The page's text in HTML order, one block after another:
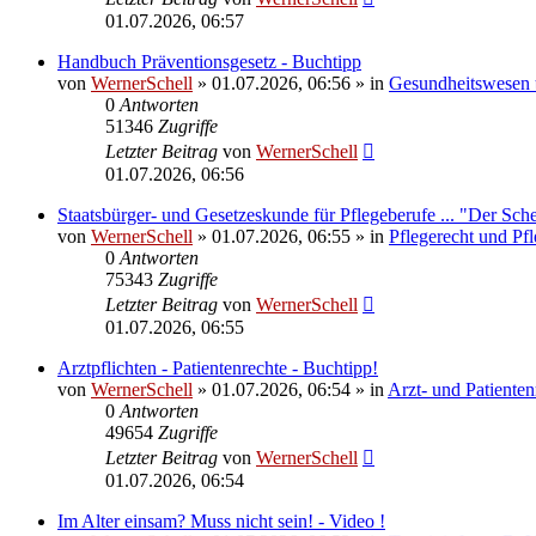
01.07.2026, 06:57
Handbuch Präventionsgesetz - Buchtipp
von WernerSchell » 01.07.2026, 06:56 » in
0 Antworten
51346 Zugriffe
Letzter Beitrag von WernerSchell
01.07.2026, 06:56
Staatsbürger- und Gesetzeskunde für Pflegeberufe ... "Der
von WernerSchell » 01.07.2026, 06:55 » in Pflegerecht und
0 Antworten
75343 Zugriffe
Letzter Beitrag von WernerSchell
01.07.2026, 06:55
Arztpflichten - Patientenrechte - Buchtipp!
von WernerSchell » 01.07.2026, 06:54 » in Arzt- und
0 Antworten
49654 Zugriffe
Letzter Beitrag von WernerSchell
01.07.2026, 06:54
Im Alter einsam? Muss nicht sein! - Video !